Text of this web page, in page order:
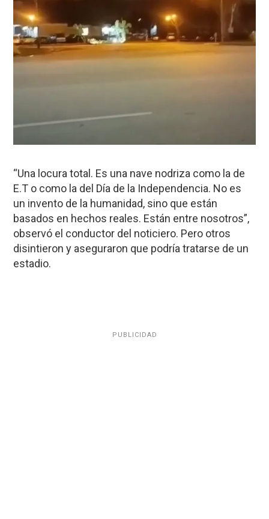
“Una locura total. Es una nave nodriza como la de
E.T o como la del Día de la Independencia. No es
un invento de la humanidad, sino que están
basados en hechos reales. Están entre nosotros”,
observó el conductor del noticiero. Pero otros
disintieron y aseguraron que podría tratarse de un
estadio.
PUBLICIDAD